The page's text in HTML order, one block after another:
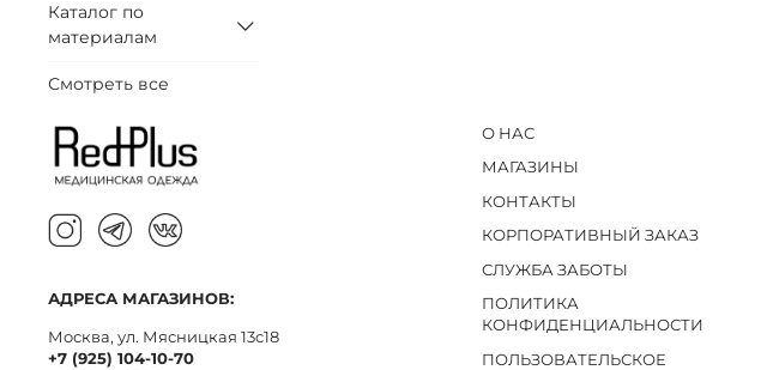
Каталог по
материалам
Смотреть все
О НАС
МАГАЗИНЫ
КОНТАКТЫ
КОРПОРАТИВНЫЙ ЗАКАЗ
СЛУЖБА ЗАБОТЫ
ПОЛИТИКА
КОНФИДЕНЦИАЛЬНОСТИ
ПОЛЬЗОВАТЕЛЬСКОЕ
АДРЕСА МАГАЗИНОВ:
Москва, ул. Мясницкая 13с18
+7 (925) 104-10-70